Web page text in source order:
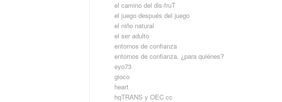
el camino del dis-fruT
el juego después del juego
el niño natural
el ser adulto
entornos de confianza
entornos de confianza, ¿para quiénes?
eyo73
gioco
heart
hqTRANS y OEC cc